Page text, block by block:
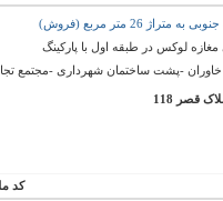
متراژ 26 متر مربع (فروش)
لوکس در طبقه اول با پارکینگ
خاوران -پشت ساختمان شهرداری -مجتمع
قصر 118
کد